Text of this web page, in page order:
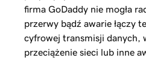
firma GoDaddy nie mogła
przerwy bądź awarie łączy
cyfrowej transmisji danych,
przeciążenie sieci lub inne